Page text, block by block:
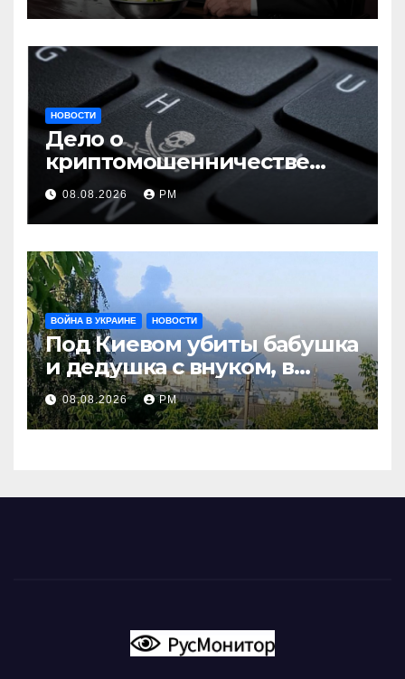
НОВОСТИ
Дело о
криптомошенничестве
оборачивают в содействие
терроризму
08.08.2026 РМ
ВОЙНА В УКРАИНЕ НОВОСТИ
Под Киевом убиты бабушка
и дедушка с внуком, в
Поволжье и на Кубани
вновь горят НПЗ
08.08.2026 РМ